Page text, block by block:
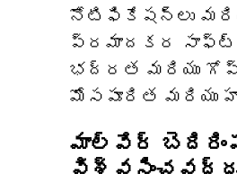
నోటిఫికేషన్‌లు
ప్రమాదకర
భద్రత మరియు
మోసపూరిత మరియు
మాల్వేర్